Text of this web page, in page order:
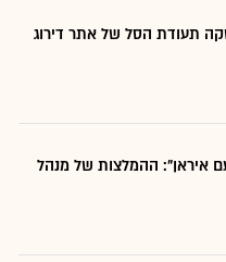
תעודת הסל של אתר דירוג
איראן": ההמלצות של מנהל